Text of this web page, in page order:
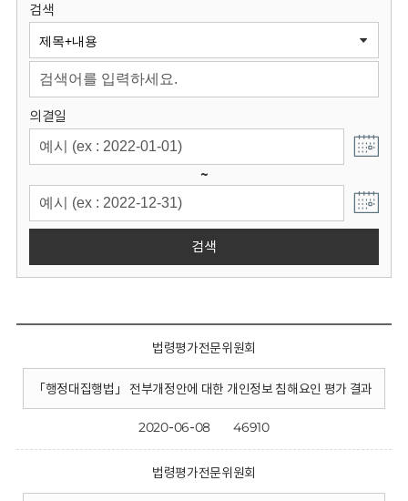
원
회
검색
의결일
~
검색
법령평가전문위원회
「행정대집행법」 전부개정안에 대한 개인정보 침해요인 평가 결과
2020-06-08 46910
법령평가전문위원회